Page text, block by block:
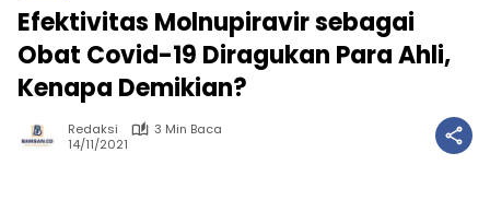
Efektivitas Molnupiravir sebagai
Obat Covid-19 Diragukan Para Ahli,
Kenapa Demikian?
Redaksi
3 Min Baca
14/11/2021